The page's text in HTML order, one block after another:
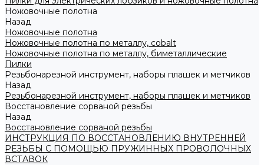
Ножовочные полотна
Назад
Ножовочные полотна
Ножовочные полотна по металлу, cobalt
Ножовочные полотна по металлу, биметаллические
Пилки
Резьбонарезной инструмент, наборы плашек и метчиков
Назад
Резьбонарезной инструмент, наборы плашек и метчиков
Восстановление сорваной резьбы
Назад
Восстановление сорваной резьбы
ИНСТРУКЦИЯ ПО ВОССТАНОВЛЕНИЮ ВНУТРЕННЕЙ
РЕЗЬБЫ С ПОМОЩЬЮ ПРУЖИННЫХ ПРОВОЛОЧНЫХ
ВСТАВОК